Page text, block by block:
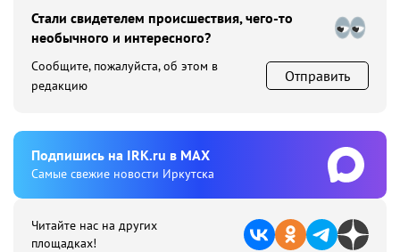
Стали свидетелем происшествия, чего-то
необычного и интересного?
Сообщите, пожалуйста, об этом в
редакцию
Отправить
Подпишиcь на IRK.ru в MAX
Cамые свежие новости Иркутска
Читайте нас на других
площадках!